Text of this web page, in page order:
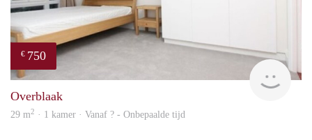
€ 750
Overblaak
29 m2 · 1 kamer · Vanaf ? - Onbepaalde tijd